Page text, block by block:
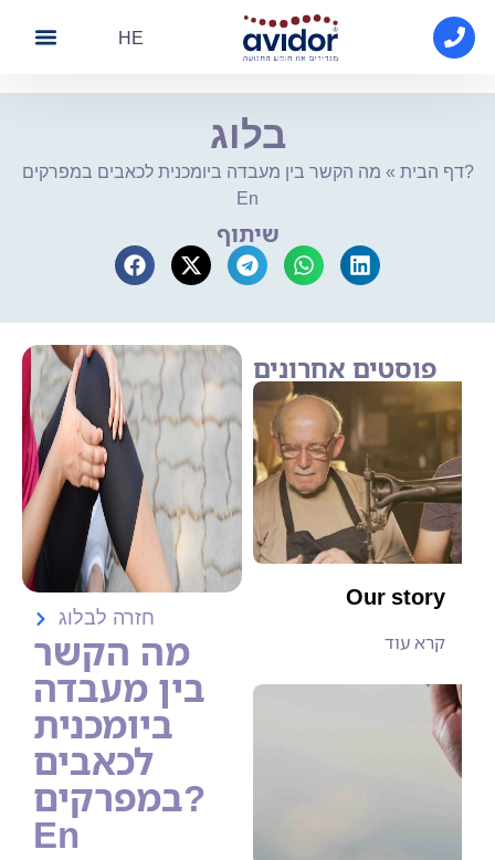
HE
בלוג
דף הבית » מה הקשר בין מעבדה ביומכנית לכאבים במפרקים?
En
שיתוף
חזרה לבלוג
מה הקשר
בין מעבדה
ביומכנית
לכאבים
במפרקים?
En
פוסטים אחרונים
Our story
קרא עוד